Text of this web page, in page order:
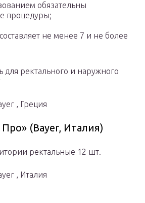
обязательны
процедуры;
не менее 7 и не более
для ректального и наружного
, Греция
(Bayer, Италия)
ректальные 12 шт.
, Италия